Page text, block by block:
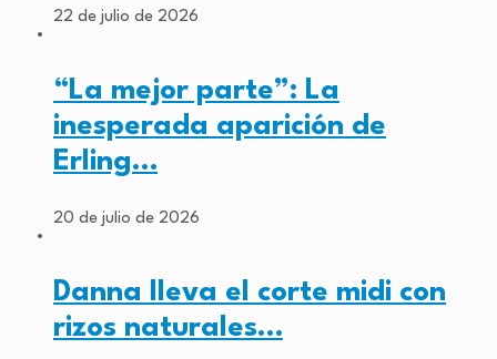
22 de julio de 2026
“La mejor parte”: La
inesperada aparición de
Erling…
20 de julio de 2026
Danna lleva el corte midi con
rizos naturales…